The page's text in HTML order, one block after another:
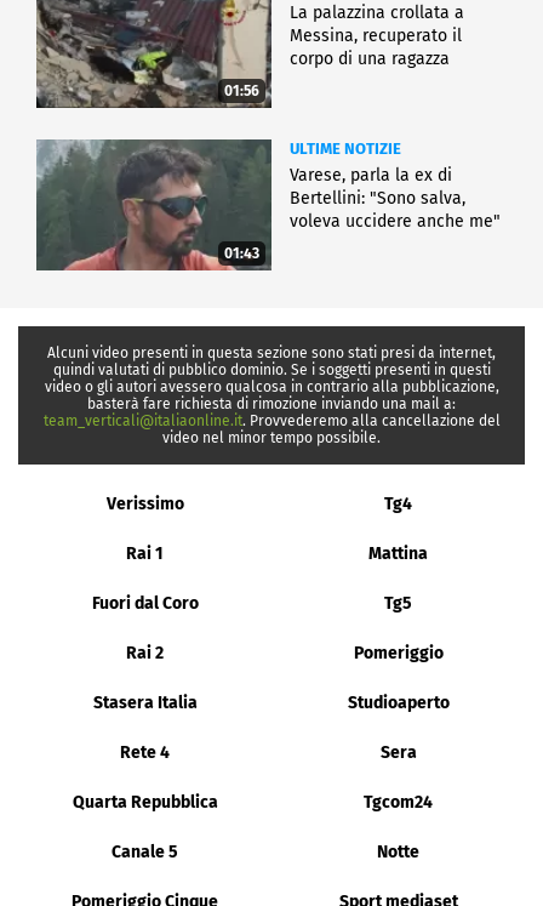
01:56
La palazzina crollata a
Messina, recuperato il
corpo di una ragazza
01:43
ULTIME NOTIZIE
Varese, parla la ex di
Bertellini: "Sono salva,
voleva uccidere anche me"
Alcuni video presenti in questa sezione sono stati presi da internet,
quindi valutati di pubblico dominio. Se i soggetti presenti in questi
video o gli autori avessero qualcosa in contrario alla pubblicazione,
basterà fare richiesta di rimozione inviando una mail a:
team_verticali@italiaonline.it. Provvederemo alla cancellazione del
video nel minor tempo possibile.
Verissimo Tg4
Rai 1 Mattina
Fuori dal Coro Tg5
Rai 2 Pomeriggio
Stasera Italia Studioaperto
Rete 4 Sera
Quarta Repubblica Tgcom24
Canale 5 Notte
Pomeriggio Cinque Sport mediaset